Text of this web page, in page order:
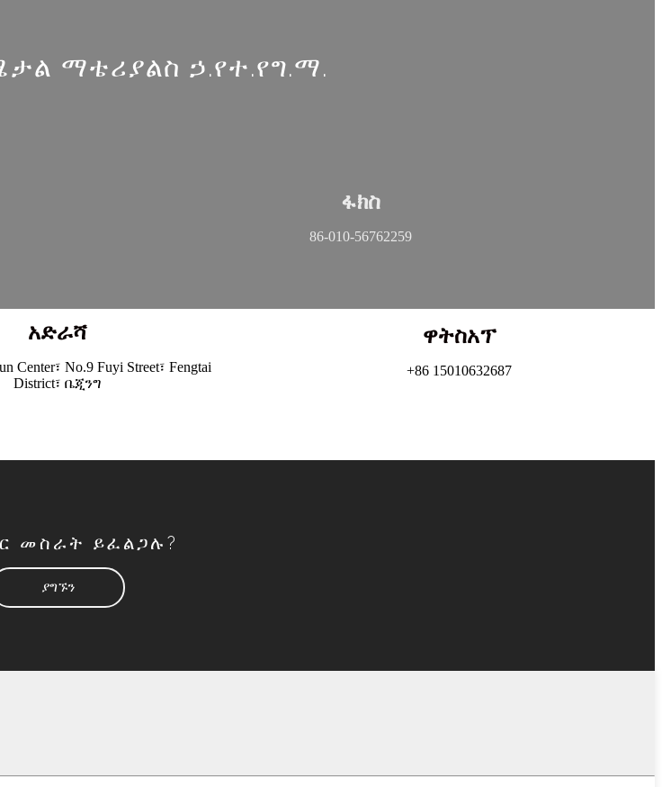
ማቴሪያልስ ኃ.የተ.የግ.ማ.
ፋክስ
86-010-56762259
አድራሻ
Center፣ No.9 Fuyi Street፣ Fengtai
District፣ ቤጂንግ
ዋትስአፕ
+86 15010632687
መስራት ይፈልጋሉ?
ያግኙን